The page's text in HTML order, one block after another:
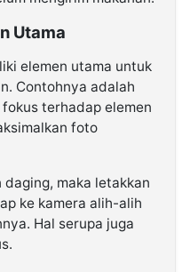
Utama
elemen utama untuk
Contohnya adalah
terhadap elemen
foto
maka letakkan
ke kamera alih-alih
Hal serupa juga